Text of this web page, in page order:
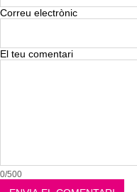
Un verdadero